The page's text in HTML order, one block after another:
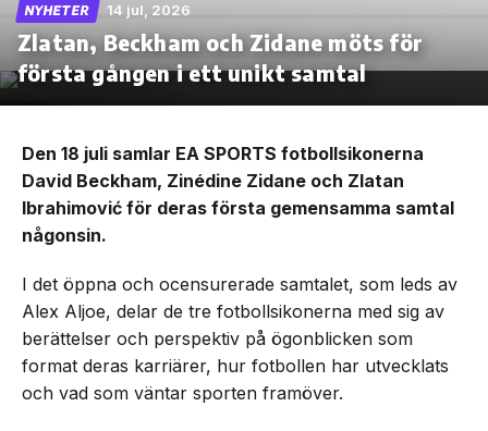
NYHETER 14 jul, 2026
Zlatan, Beckham och Zidane möts för
första gången i ett unikt samtal
Den 18 juli samlar EA SPORTS fotbollsikonerna
David Beckham, Zinédine Zidane och Zlatan
Ibrahimović för deras första gemensamma samtal
någonsin.
I det öppna och ocensurerade samtalet, som leds av
Alex Aljoe, delar de tre fotbollsikonerna med sig av
berättelser och perspektiv på ögonblicken som
format deras karriärer, hur fotbollen har utvecklats
och vad som väntar sporten framöver.